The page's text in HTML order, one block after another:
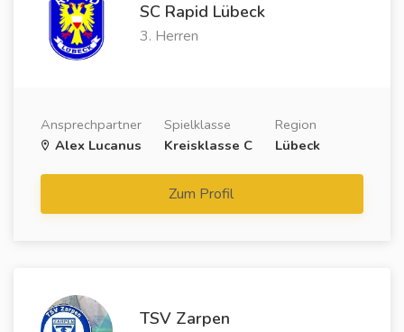
SC Rapid Lübeck
3. Herren
Ansprechpartner
Alex Lucanus
Spielklasse
Kreisklasse C
Region
Lübeck
Zum Profil
TSV Zarpen